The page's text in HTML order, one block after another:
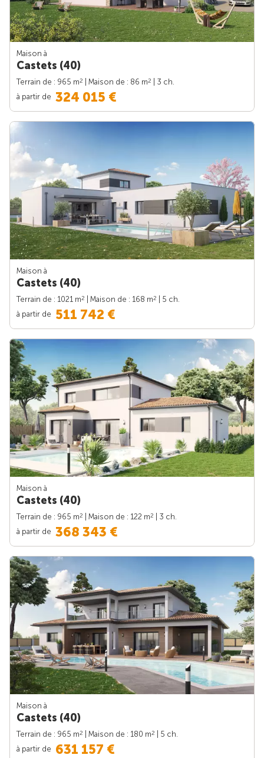
Maison à
Castets (40)
Terrain de : 965 m2 | Maison de : 86 m2
| 3 ch.
à partir de 324 015 €
Maison à
Castets (40)
Terrain de : 1021 m2 | Maison de : 168 m2
| 5 ch.
à partir de 511 742 €
Maison à
Castets (40)
Terrain de : 965 m2 | Maison de : 122 m2
| 3 ch.
à partir de 368 343 €
Maison à
Castets (40)
Terrain de : 965 m2 | Maison de : 180 m2
| 5 ch.
à partir de 631 157 €